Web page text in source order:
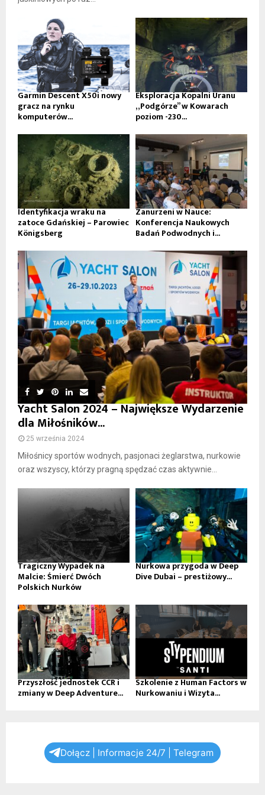
Garmin Descent X50i nowy
gracz na rynku
komputerów...
Eksploracja Kopalni Uranu
„Podgórze” w Kowarach
poziom -230...
Identyfikacja wraku na
zatoce Gdańskiej – Parowiec
Königsberg
Zanurzeni w Nauce:
Konferencja Naukowych
Badań Podwodnych i...
Yacht Salon 2024 – Największe Wydarzenie
dla Miłośników...
25 września 2024
Miłośnicy sportów wodnych, pasjonaci żeglarstwa, nurkowie
oraz wszyscy, którzy pragną spędzać czas aktywnie...
Tragiczny Wypadek na
Malcie: Śmierć Dwóch
Polskich Nurków
Nurkowa przygoda w Deep
Dive Dubai – prestiżowy...
Przyszłość jednostek CCR i
zmiany w Deep Adventure...
Szkolenie z Human Factors w
Nurkowaniu i Wizyta...
Dołącz | Informacje 24/7 | Telegram